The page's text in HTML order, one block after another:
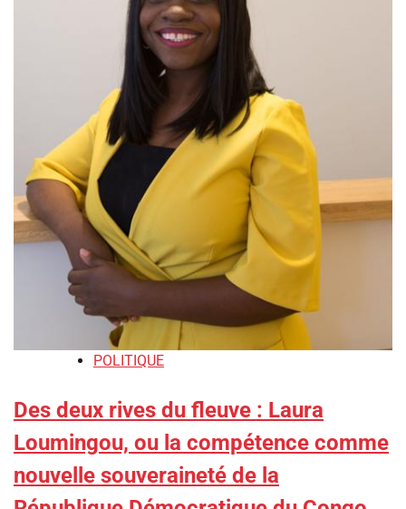
POLITIQUE
Des deux rives du fleuve : Laura
Loumingou, ou la compétence comme
nouvelle souveraineté de la